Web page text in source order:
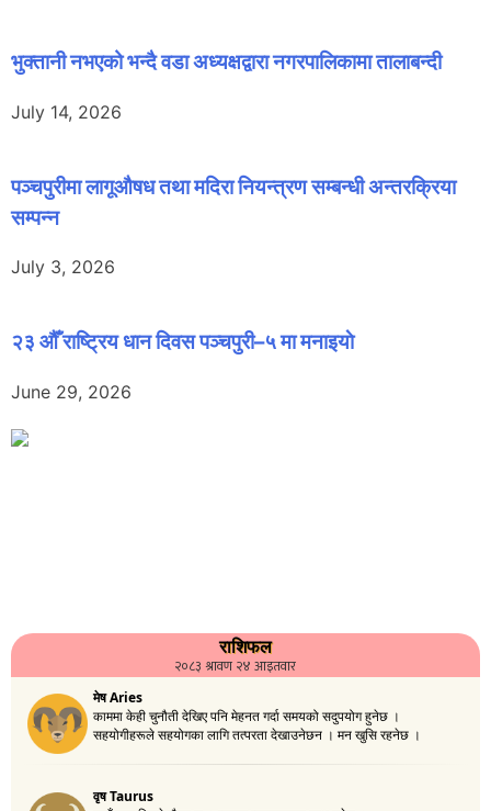
भुक्तानी नभएको भन्दै वडा अध्यक्षद्वारा नगरपालिकामा तालाबन्दी
July 14, 2026
पञ्चपुरीमा लागूऔषध तथा मदिरा नियन्त्रण सम्बन्धी अन्तरक्रिया
सम्पन्न
July 3, 2026
२३ औँ राष्ट्रिय धान दिवस पञ्चपुरी–५ मा मनाइयाे
June 29, 2026